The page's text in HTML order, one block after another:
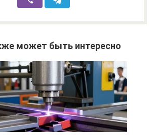
может быть интересно